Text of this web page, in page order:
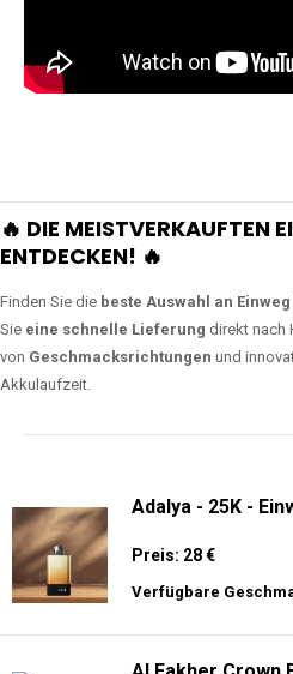
🔥 DIE MEISTVERKAUFTEN
ENTDECKEN! 🔥
Finden Sie die beste Auswahl an
Sie eine schnelle Lieferung direkt nach
von Geschmacksrichtungen und
Akkulaufzeit.
Adalya - 25K -
Preis: 28 €
Verfügbare